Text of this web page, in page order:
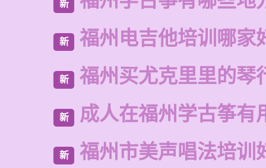
新
新 福州电吉他培训哪家
新 福州买尤克里里的琴
新 成人在福州学古筝有
新 福州市美声唱法培训